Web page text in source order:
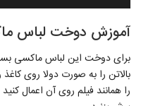
آموزش دوخت لباس
برای دوخت این لباس ماکسی
بالاتن را به صورت دولا روی
را همانند فیلم روی آن اعمال